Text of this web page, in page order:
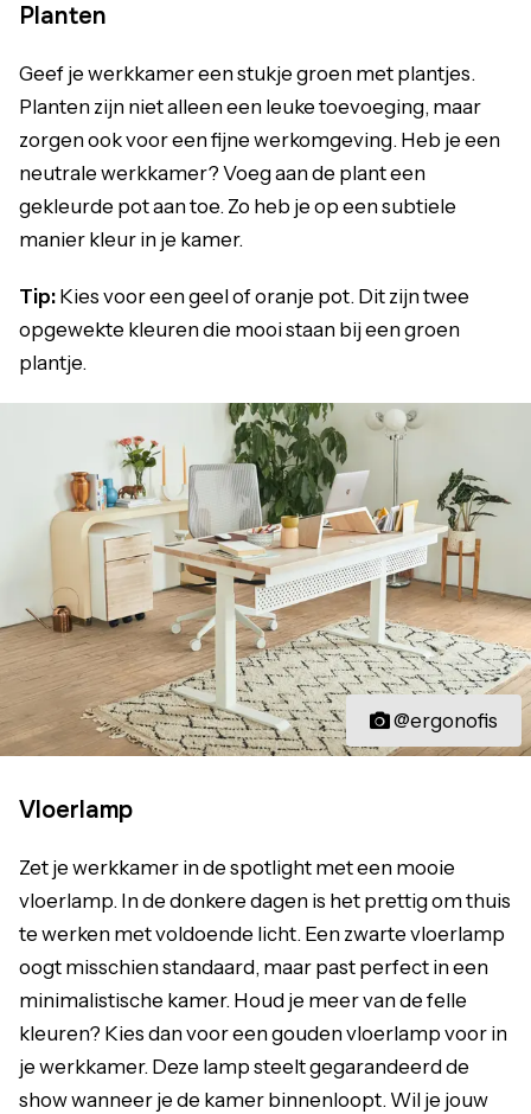
Planten
Geef je werkkamer een stukje groen met plantjes.
Planten zijn niet alleen een leuke toevoeging, maar
zorgen ook voor een fijne werkomgeving. Heb je een
neutrale werkkamer? Voeg aan de plant een
gekleurde pot aan toe. Zo heb je op een subtiele
manier kleur in je kamer.
Tip: Kies voor een geel of oranje pot. Dit zijn twee
opgewekte kleuren die mooi staan bij een groen
plantje.
@ergonofis
Vloerlamp
Zet je werkkamer in de spotlight met een mooie
vloerlamp. In de donkere dagen is het prettig om thuis
te werken met voldoende licht. Een zwarte vloerlamp
oogt misschien standaard, maar past perfect in een
minimalistische kamer. Houd je meer van de felle
kleuren? Kies dan voor een gouden vloerlamp voor in
je werkkamer. Deze lamp steelt gegarandeerd de
show wanneer je de kamer binnenloopt. Wil je jouw